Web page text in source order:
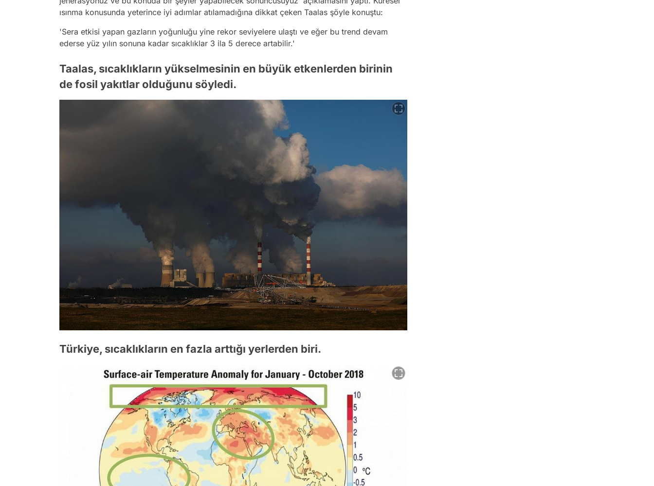
ısınma konusunda yeterince iyi adımlar atılamadığına dikkat çeken Taalas şöyle konuştu:
'Sera etkisi yapan gazların yoğunluğu yine rekor seviyelere ulaştı ve eğer bu trend devam
ederse yüz yılın sonuna kadar sıcaklıklar 3 ila 5 derece artabilir.'
Taalas, sıcaklıkların yükselmesinin en büyük etkenlerden birinin
de fosil yakıtlar olduğunu söyledi.
Türkiye, sıcaklıkların en fazla arttığı yerlerden biri.